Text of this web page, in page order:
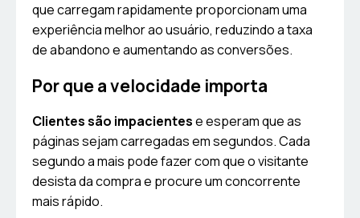
que carregam rapidamente proporcionam uma
experiência melhor ao usuário, reduzindo a taxa
de abandono e aumentando as conversões.
Por que a velocidade importa
Clientes são impacientese esperam que as
páginas sejam carregadas em segundos. Cada
segundo a mais pode fazer com que o visitante
desista da compra e procure um concorrente
mais rápido.